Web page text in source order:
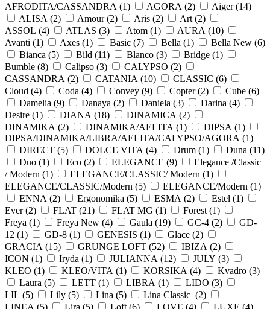
AFRODITA/CASSANDRA (1) AGORA (2) Aiger (14)
ALISA (2) Amour (2) Aris (2) Art (2)
ASSOL (4) ATLAS (3) Atom (1) AURA (10)
Avanti (1) Axes (1) Basic (7) Bella (1) Bella New (6)
Bianca (5) Bild (11) Blanco (3) Bridge (1)
Bumble (8) Calipso (3) CALYPSO (2)
CASSANDRA (2) CATANIA (10) CLASSIC (6)
Cloud (4) Coda (4) Convey (9) Copter (2) Cube (6)
Damelia (9) Danaya (2) Daniela (3) Darina (4)
Desire (1) DIANA (18) DINAMICA (2)
DINAMIKA (2) DINAMIKA/AELITA (1) DIPSA (1)
DIPSA/DINAMIKA/LIBRA/AELITA/CALYPSO/AGORA (1)
DIRECT (5) DOLCE VITA (4) Drum (1) Duna (11)
Duo (1) Eco (2) ELEGANCE (9)
Elegance /Classic
/ Modern (1) ELEGANCE/CLASSIC/ Modern (1)
ELEGANCE/CLASSIC/Modern (5) ELEGANCE/Modern (1)
ENNA (2) Ergonomika (5) ESMA (2) Estel (1)
Ever (2) FLAT (21) FLAT MG (1) Forest (1)
Freya (1) Freya New (4) Gaula (19) GC-4 (2)
GD-
12 (1) GD-8 (1) GENESIS (1) Glace (2)
GRACIA (15) GRUNGE LOFT (52) IBIZA (2)
ICON (1) Iryda (1) JULIANNA (12) JULY (3)
KLEO (1) KLEO/VITA (1) KORSIKA (4) Kvadro (3)
Laura (5) LETT (1) LIBRA (1) LIDO (3)
LIL (5) Lily (5) Lina (5) Lina Classic (2)
LINEA (5) Lira (5) Loft (6) LOVE (4) LUXE (4)